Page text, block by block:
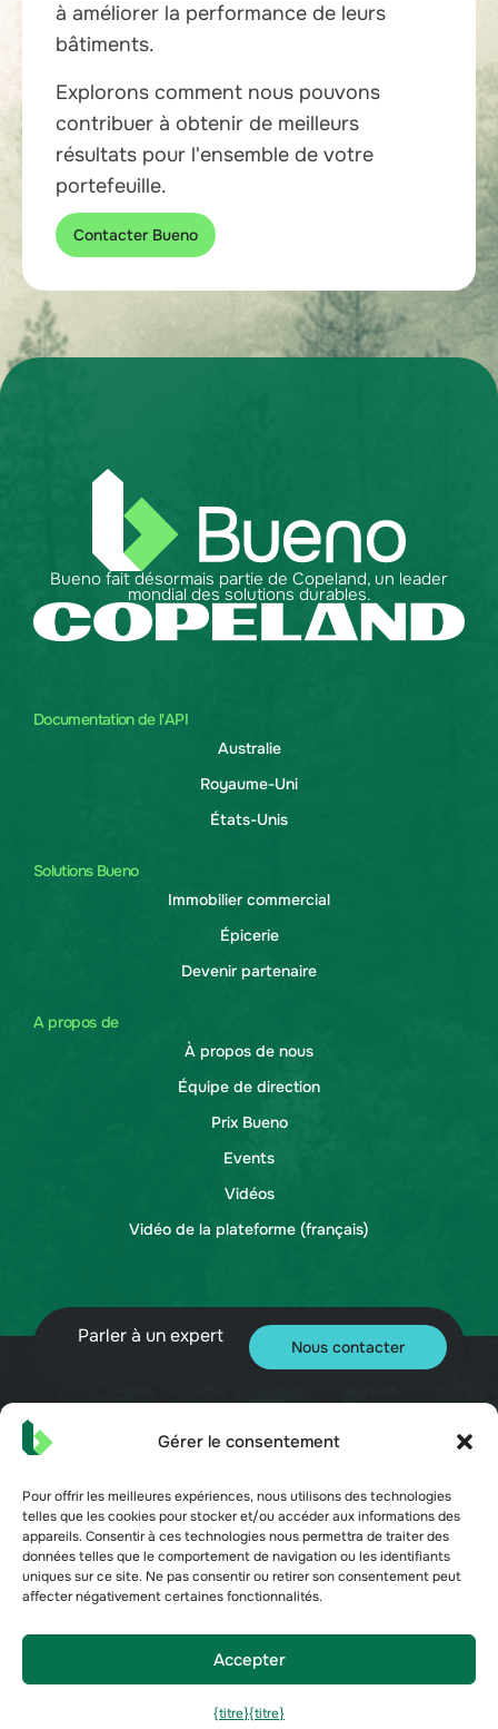
Gérer le consentement
Pour offrir les meilleures expériences, nous utilisons des technologies
telles que les cookies pour stocker et/ou accéder aux informations des
appareils. Consentir à ces technologies nous permettra de traiter des
données telles que le comportement de navigation ou les identifiants
uniques sur ce site. Ne pas consentir ou retirer son consentement peut
affecter négativement certaines fonctionnalités.
Accepter
{titre}{titre}
à améliorer la performance de leurs
bâtiments.
Explorons comment nous pouvons
contribuer à obtenir de meilleurs
résultats pour l'ensemble de votre
portefeuille.
Contacter Bueno
Documentation de l'API
Australie
Royaume-Uni
États-Unis
Solutions Bueno
Immobilier commercial
Épicerie
Devenir partenaire
A propos de
À propos de nous
Équipe de direction
Prix Bueno
Events
Vidéos
Vidéo de la plateforme (français)
Bueno fait désormais partie de Copeland, un leader
mondial des solutions durables.
Parler à un expert Nous contacter
© 2026 Bueno. Tous droits réservés.
Conditions d'utilisation
Préférences de désinscription